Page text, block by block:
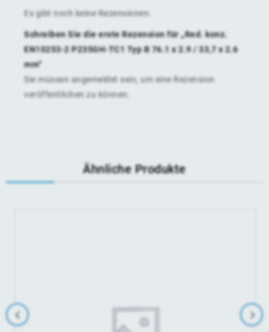
Es gibt noch keine Rezensionen.
Schreiben Sie die erste Rezension für „Red. konz.
EN10253-2 P235GH-TC1 Typ B 76.1 x 2.9 / 33,7 x 2.6
mm“
Sie müssen angemeldet sein, um eine Rezension
veröffentlichen zu können.
Ähnliche Produkte